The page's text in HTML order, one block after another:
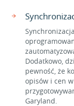
Dodatkowo,
pewność, że
opisów i cen
Garyland.